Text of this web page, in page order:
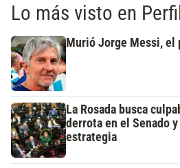
Lo más visto en
Murió Jorge Messi, el
La Rosada busca
derrota en el Senado
estrategia